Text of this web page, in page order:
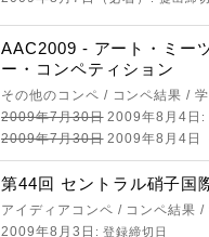
AAC2009 - アート・ミー
ー・コンペティション
その他のコンペ / コンペ結果 /
2009年7月30日2009年8月4日 :
2009年7月30日2009年8月4日
第44回 セントラル硝子国
アイディアコンペ / コンペ結果
2009年8月3日 : 登録締切日